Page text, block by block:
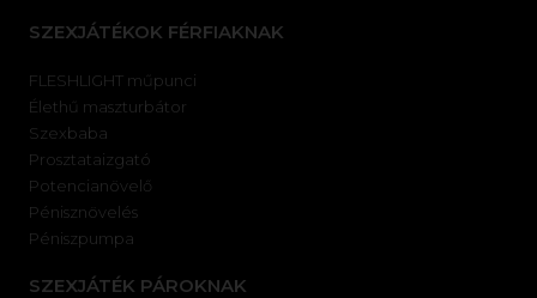
SZEXJÁTÉKOK FÉRFIAKNAK
FLESHLIGHT műpunci
Élethű maszturbátor
Szexbaba
Prosztataizgató
Potencianövelő
Pénisznövelés
Péniszpumpa
SZEXJÁTÉK PÁROKNAK